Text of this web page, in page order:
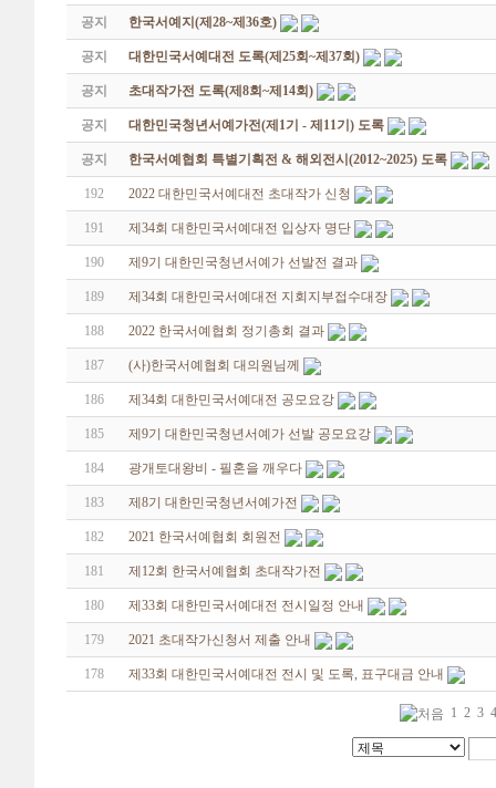
공지 한국서예지(제28~제36호)
공지 대한민국서예대전 도록(제25회~제37회)
공지 초대작가전 도록(제8회~제14회)
공지 대한민국청년서예가전(제1기 - 제11기) 도록
공지 한국서예협회 특별기획전 & 해외전시(2012~2025) 도록
192 2022 대한민국서예대전 초대작가 신청
191 제34회 대한민국서예대전 입상자 명단
190 제9기 대한민국청년서예가 선발전 결과
189 제34회 대한민국서예대전 지회지부접수대장
188 2022 한국서예협회 정기총회 결과
187 (사)한국서예협회 대의원님께
186 제34회 대한민국서예대전 공모요강
185 제9기 대한민국청년서예가 선발 공모요강
184 광개토대왕비 - 필혼을 깨우다
183 제8기 대한민국청년서예가전
182 2021 한국서예협회 회원전
181 제12회 한국서예협회 초대작가전
180 제33회 대한민국서예대전 전시일정 안내
179 2021 초대작가신청서 제출 안내
178 제33회 대한민국서예대전 전시 및 도록, 표구대금 안내
1 2 3 4